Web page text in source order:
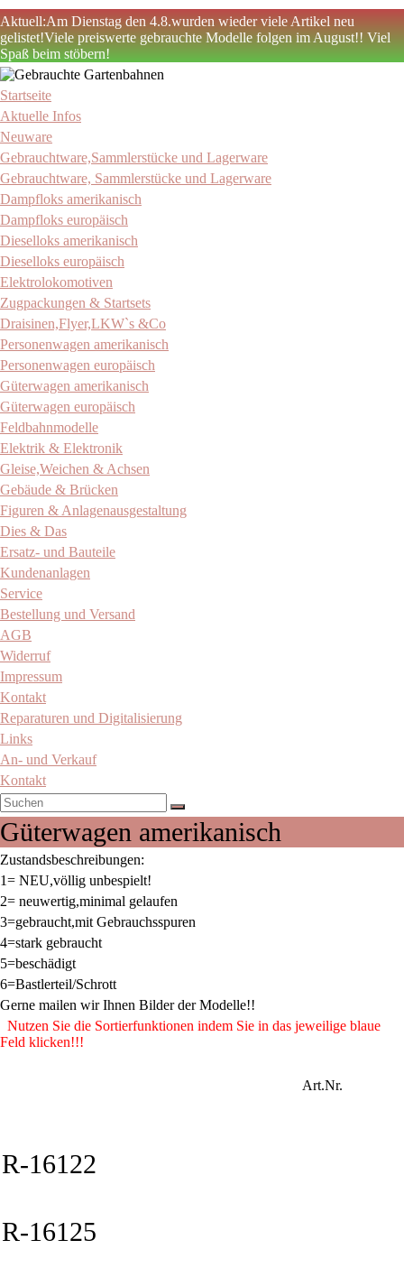
Aktuell:Am Dienstag den 4.8.wurden wieder viele Artikel neu
gelistet!Viele preiswerte gebrauchte Modelle folgen im August!! Viel
Spaß beim stöbern!
Zum
Inhalt
springen
Gebrauchte Gartenbahnen
Stefan Schwegler
Startseite
Aktuelle Infos
Neuware
Gebrauchtware,Sammlerstücke und Lagerware
Gebrauchtware, Sammlerstücke und Lagerware
Dampfloks amerikanisch
Dampfloks europäisch
Dieselloks amerikanisch
Dieselloks europäisch
Elektrolokomotiven
Zugpackungen & Startsets
Draisinen,Flyer,LKW`s &Co
Personenwagen amerikanisch
Personenwagen europäisch
Güterwagen amerikanisch
Güterwagen europäisch
Feldbahnmodelle
Elektrik & Elektronik
Gleise,Weichen & Achsen
Gebäude & Brücken
Figuren & Anlagenausgestaltung
Dies & Das
Ersatz- und Bauteile
Kundenanlagen
Service
Bestellung und Versand
AGB
Widerruf
Impressum
Kontakt
Reparaturen und Digitalisierung
Links
An- und Verkauf
Kontakt
Güterwagen amerikanisch
Zustandsbeschreibungen:
1= NEU,völlig unbespielt!
2= neuwertig,minimal gelaufen
3=gebraucht,mit Gebrauchsspuren
4=stark gebraucht
5=beschädigt
6=Bastlerteil/Schrott
Gerne mailen wir Ihnen Bilder der Modelle!!
Nutzen Sie die Sortierfunktionen indem Sie in das jeweilige blaue
Feld klicken!!!
Art.Nr.
R-16122
R-16125